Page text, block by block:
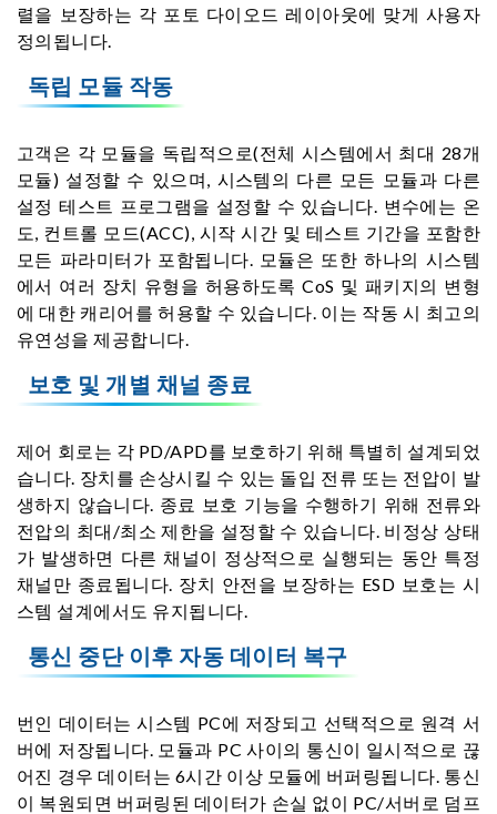
렬을 보장하는 각 포토 다이오드 레이아웃에 맞게 사용자
정의됩니다.
독립 모듈 작동
고객은 각 모듈을 독립적으로(전체 시스템에서 최대 28개
모듈) 설정할 수 있으며, 시스템의 다른 모든 모듈과 다른
설정 테스트 프로그램을 설정할 수 있습니다. 변수에는 온
도, 컨트롤 모드(ACC), 시작 시간 및 테스트 기간을 포함한
모든 파라미터가 포함됩니다. 모듈은 또한 하나의 시스템
에서 여러 장치 유형을 허용하도록 CoS 및 패키지의 변형
에 대한 캐리어를 허용할 수 있습니다. 이는 작동 시 최고의
유연성을 제공합니다.
보호 및 개별 채널 종료
제어 회로는 각 PD/APD를 보호하기 위해 특별히 설계되었
습니다. 장치를 손상시킬 수 있는 돌입 전류 또는 전압이 발
생하지 않습니다. 종료 보호 기능을 수행하기 위해 전류와
전압의 최대/최소 제한을 설정할 수 있습니다. 비정상 상태
가 발생하면 다른 채널이 정상적으로 실행되는 동안 특정
채널만 종료됩니다. 장치 안전을 보장하는 ESD 보호는 시
스템 설계에서도 유지됩니다.
통신 중단 이후 자동 데이터 복구
번인 데이터는 시스템 PC에 저장되고 선택적으로 원격 서
버에 저장됩니다. 모듈과 PC 사이의 통신이 일시적으로 끊
어진 경우 데이터는 6시간 이상 모듈에 버퍼링됩니다. 통신
이 복원되면 버퍼링된 데이터가 손실 없이 PC/서버로 덤프